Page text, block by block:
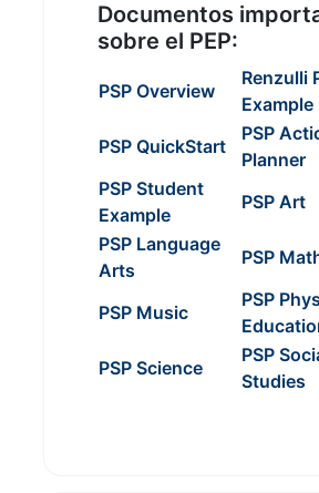
Documentos
sobre el PEP:
PSP Overview
Renzulli
Example
PSP QuickStart
PSP
Planner
PSP Student
Example
PSP Art
PSP Language
Arts
PSP
PSP Music
PSP
PSP Science
PSP
Studies